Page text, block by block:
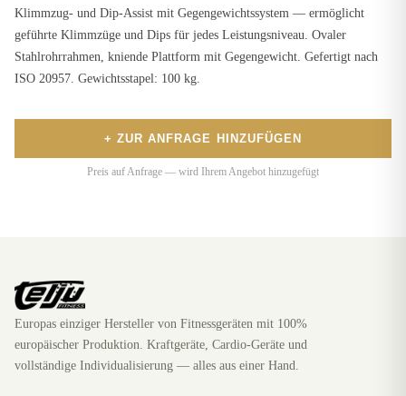
Klimmzug- und Dip-Assist mit Gegengewichtssystem — ermöglicht
geführte Klimmzüge und Dips für jedes Leistungsniveau. Ovaler
Stahlrohrrahmen, kniende Plattform mit Gegengewicht. Gefertigt nach
ISO 20957. Gewichtsstapel: 100 kg.
+ ZUR ANFRAGE HINZUFÜGEN
Preis auf Anfrage — wird Ihrem Angebot hinzugefügt
Europas einziger Hersteller von Fitnessgeräten mit 100%
europäischer Produktion. Kraftgeräte, Cardio-Geräte und
vollständige Individualisierung — alles aus einer Hand.